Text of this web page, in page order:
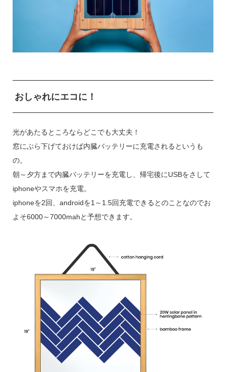
おしゃれにエコに！
光があたるところならどこでも大丈夫！
窓にぶら下げておけば内臓バッテリーに充電されるというも
の。
朝～夕方まで内臓バッテリーを充電し、帰宅後にUSBをさして
iphoneやスマホを充電。
iphoneを2回、androidを1～1.5回充電できるとのことなのでお
よそ6000～7000mahと予想できます。